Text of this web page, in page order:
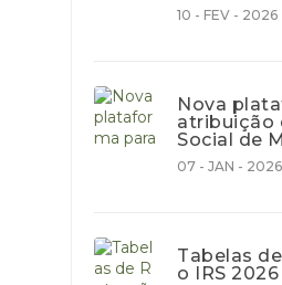
10 - FEV - 2026
Nova
atribuição
Social de
07 - JAN - 2026
Tabelas
o IRS 2026